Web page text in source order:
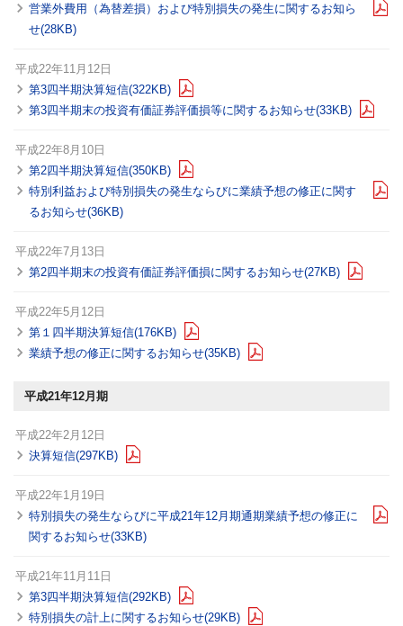
営業外費用（為替差損）および特別損失の発生に関するお知ら
せ(28KB)
平成22年11月12日
第3四半期決算短信(322KB)
第3四半期末の投資有価証券評価損等に関するお知らせ(33KB)
平成22年8月10日
第2四半期決算短信(350KB)
特別利益および特別損失の発生ならびに業績予想の修正に関す
るお知らせ(36KB)
平成22年7月13日
第2四半期末の投資有価証券評価損に関するお知らせ(27KB)
平成22年5月12日
第１四半期決算短信(176KB)
業績予想の修正に関するお知らせ(35KB)
平成21年12月期
平成22年2月12日
決算短信(297KB)
平成22年1月19日
特別損失の発生ならびに平成21年12月期通期業績予想の修正に
関するお知らせ(33KB)
平成21年11月11日
第3四半期決算短信(292KB)
特別損失の計上に関するお知らせ(29KB)